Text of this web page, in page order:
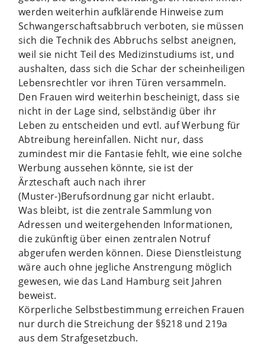
werden weiterhin aufklärende Hinweise zum
Schwangerschaftsabbruch verboten, sie müssen
sich die Technik des Abbruchs selbst aneignen,
weil sie nicht Teil des Medizinstudiums ist, und
aushalten, dass sich die Schar der scheinheiligen
Lebensrechtler vor ihren Türen versammeln.
Den Frauen wird weiterhin bescheinigt, dass sie
nicht in der Lage sind, selbständig über ihr
Leben zu entscheiden und evtl. auf Werbung für
Abtreibung hereinfallen. Nicht nur, dass
zumindest mir die Fantasie fehlt, wie eine solche
Werbung aussehen könnte, sie ist der
Ärzteschaft auch nach ihrer
(Muster-)Berufsordnung gar nicht erlaubt.
Was bleibt, ist die zentrale Sammlung von
Adressen und weitergehenden Informationen,
die zukünftig über einen zentralen Notruf
abgerufen werden können. Diese Dienstleistung
wäre auch ohne jegliche Anstrengung möglich
gewesen, wie das Land Hamburg seit Jahren
beweist.
Körperliche Selbstbestimmung erreichen Frauen
nur durch die Streichung der §§218 und 219a
aus dem Strafgesetzbuch.